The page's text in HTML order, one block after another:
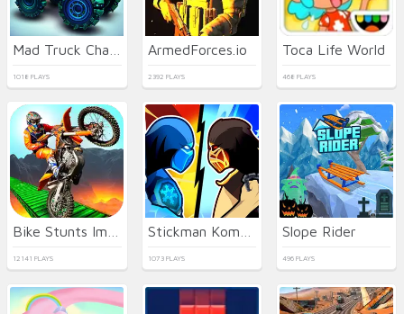
1018 PLAYS
ArmedForces.io
2392 PLAYS
Toca Life World
468 PLAYS
12141 PLAYS 1073 PLAYS
Slope Rider
496 PLAYS